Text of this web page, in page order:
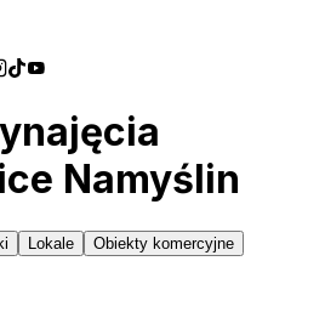
Namyślin
Lokale Obiekty komercyjne